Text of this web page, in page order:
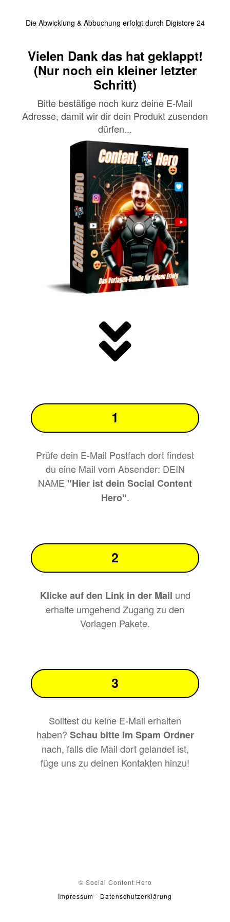
Die Abwicklung & Abbuchung erfolgt durch Digistore 24
Vielen Dank das hat geklappt!
(Nur noch ein kleiner letzter
Schritt)
Bitte bestätige noch kurz deine E-Mail
Adresse, damit wir dir dein Produkt zusenden
dürfen...
1
Prüfe dein E-Mail Postfach dort findest
du eine Mail vom Absender: DEIN
NAME "Hier ist dein Social Content
Hero".
2
Klicke auf den Link in der Mail und
erhalte umgehend Zugang zu den
Vorlagen Pakete.
3
Solltest du keine E-Mail erhalten
haben? Schau bitte im Spam Ordner
nach, falls die Mail dort gelandet ist,
füge uns zu deinen Kontakten hinzu!
© Social Content Hero
Impressum - Datenschutzerklärung